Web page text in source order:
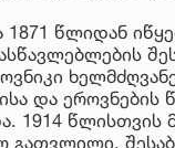
წლიდან
და
1914 წლისთვის
გათვლილი,